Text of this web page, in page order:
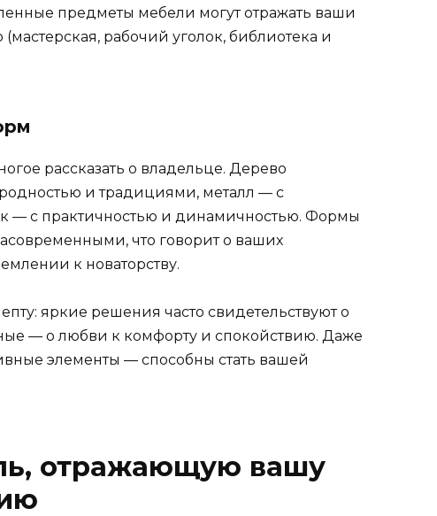
предметы мебели могут отражать ваши
рабочий уголок, библиотека и
рассказать о владельце. Дерево
и традициями, металл — с
— с практичностью и динамичностью. Формы
что говорит о ваших
к новаторству.
яркие решения часто свидетельствуют о
— о любви к комфорту и спокойствию. Даже
элементы — способны стать вашей
отражающую вашу